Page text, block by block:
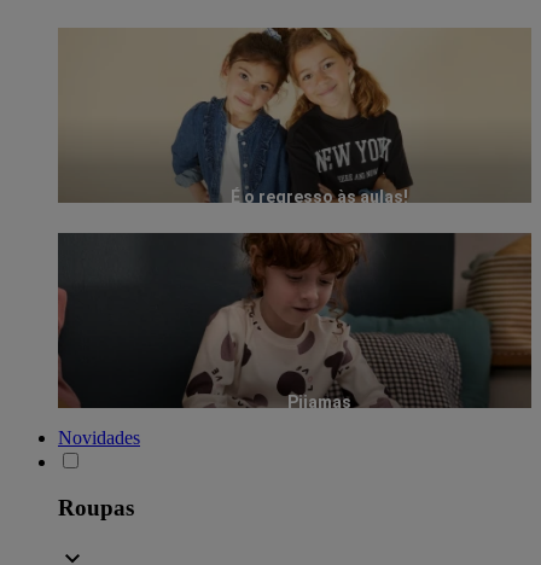
É o regresso às aulas!
Pijamas
Novidades
Roupas